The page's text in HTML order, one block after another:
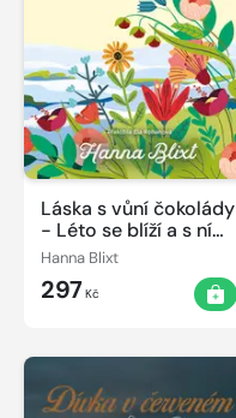
Láska s vůní čokolády
- Léto se blíží a s ním
i svatba roku v
malebné švédské
vesničce
Hanna Blixt
297Kč